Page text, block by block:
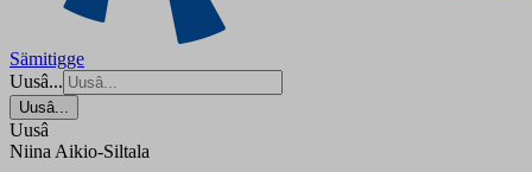
Sämitigge
Uusâ...
Uusâ...
Uusâ
Niina Aikio-Siltala